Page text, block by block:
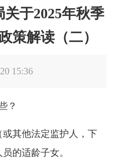
关于2025年秋季
策解读（二）
15:36
？
其他法定监护人，下
的适龄子女。